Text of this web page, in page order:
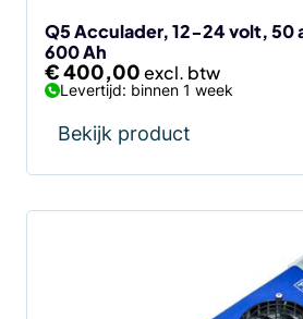
Q5 Acculader, 12-24 volt, 50
600 Ah
€400,00
Levertijd: binnen 1 week
Bekijk product